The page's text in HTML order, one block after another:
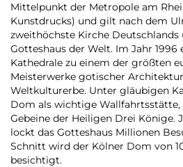
Mittelpunkt der Metropole am
Kunstdrucks) und gilt nach dem
zweithöchste Kirche
Gotteshaus der Welt. Im Jahr 1996
Kathedrale zu einem der größten
Meisterwerke gotischer
Weltkulturerbe. Unter gläubigen
Dom als wichtige
Gebeine der Heiligen Drei Könige.
lockt das Gotteshaus Millionen
Schnitt wird der Kölner Dom von
besichtigt.